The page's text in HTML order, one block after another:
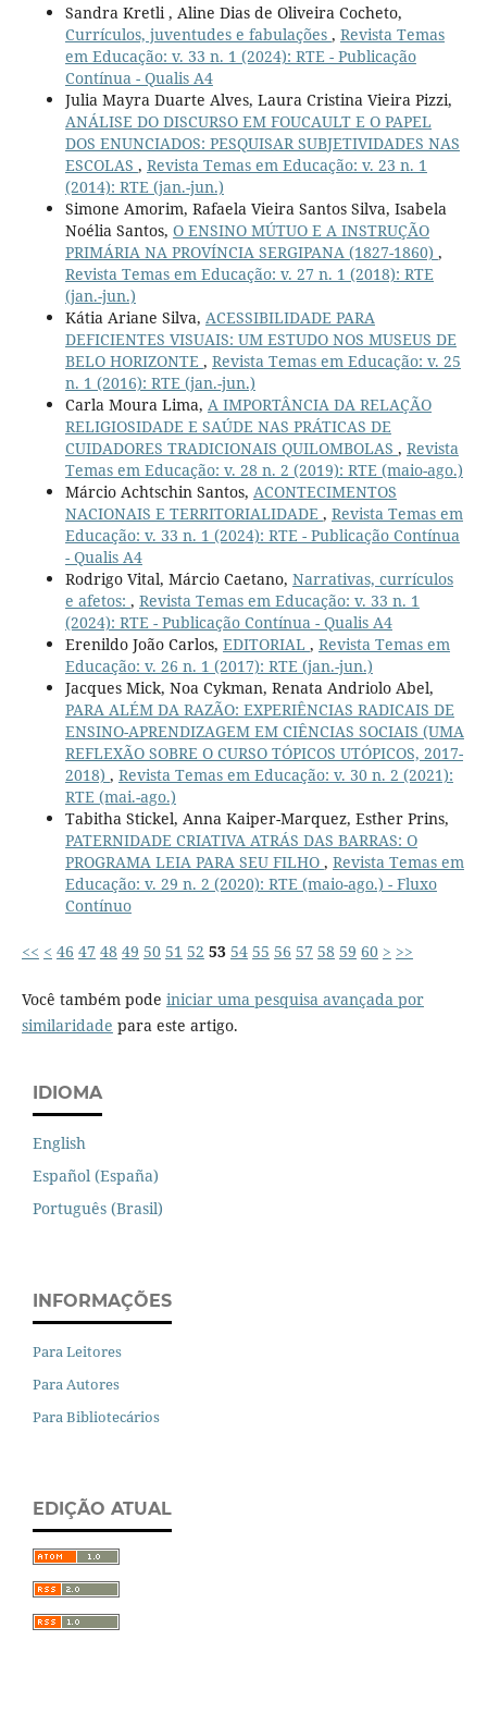
Sandra Kretli , Aline Dias de Oliveira Cocheto,
Currículos, juventudes e fabulações , Revista Temas
em Educação: v. 33 n. 1 (2024): RTE - Publicação
Contínua - Qualis A4
Julia Mayra Duarte Alves, Laura Cristina Vieira Pizzi,
ANÁLISE DO DISCURSO EM FOUCAULT E O PAPEL
DOS ENUNCIADOS: PESQUISAR SUBJETIVIDADES NAS
ESCOLAS , Revista Temas em Educação: v. 23 n. 1
(2014): RTE (jan.-jun.)
Simone Amorim, Rafaela Vieira Santos Silva, Isabela
Noélia Santos, O ENSINO MÚTUO E A INSTRUÇÃO
PRIMÁRIA NA PROVÍNCIA SERGIPANA (1827-1860) ,
Revista Temas em Educação: v. 27 n. 1 (2018): RTE
(jan.-jun.)
Kátia Ariane Silva, ACESSIBILIDADE PARA
DEFICIENTES VISUAIS: UM ESTUDO NOS MUSEUS DE
BELO HORIZONTE , Revista Temas em Educação: v. 25
n. 1 (2016): RTE (jan.-jun.)
Carla Moura Lima, A IMPORTÂNCIA DA RELAÇÃO
RELIGIOSIDADE E SAÚDE NAS PRÁTICAS DE
CUIDADORES TRADICIONAIS QUILOMBOLAS , Revista
Temas em Educação: v. 28 n. 2 (2019): RTE (maio-ago.)
Márcio Achtschin Santos, ACONTECIMENTOS
NACIONAIS E TERRITORIALIDADE , Revista Temas em
Educação: v. 33 n. 1 (2024): RTE - Publicação Contínua
- Qualis A4
Rodrigo Vital, Márcio Caetano, Narrativas, currículos
e afetos: , Revista Temas em Educação: v. 33 n. 1
(2024): RTE - Publicação Contínua - Qualis A4
Erenildo João Carlos, EDITORIAL , Revista Temas em
Educação: v. 26 n. 1 (2017): RTE (jan.-jun.)
Jacques Mick, Noa Cykman, Renata Andriolo Abel,
PARA ALÉM DA RAZÃO: EXPERIÊNCIAS RADICAIS DE
ENSINO-APRENDIZAGEM EM CIÊNCIAS SOCIAIS (UMA
REFLEXÃO SOBRE O CURSO TÓPICOS UTÓPICOS, 2017-
2018) , Revista Temas em Educação: v. 30 n. 2 (2021):
RTE (mai.-ago.)
Tabitha Stickel, Anna Kaiper-Marquez, Esther Prins,
PATERNIDADE CRIATIVA ATRÁS DAS BARRAS: O
PROGRAMA LEIA PARA SEU FILHO , Revista Temas em
Educação: v. 29 n. 2 (2020): RTE (maio-ago.) - Fluxo
Contínuo
<< < 46 47 48 49 50 51 52 53 54 55 56 57 58 59 60 > >>
Você também pode iniciar uma pesquisa avançada por
similaridade para este artigo.
IDIOMA
English
Español (España)
Português (Brasil)
INFORMAÇÕES
Para Leitores
Para Autores
Para Bibliotecários
EDIÇÃO ATUAL